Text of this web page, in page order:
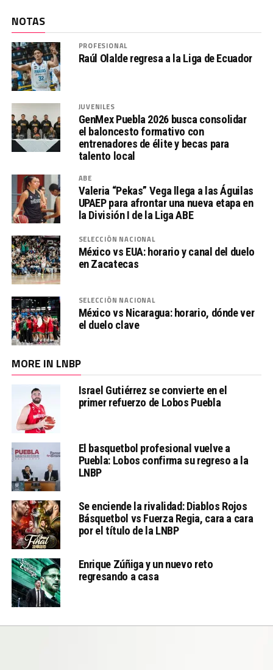
NOTAS
PROFESIONAL
Raúl Olalde regresa a la Liga de Ecuador
JUVENILES
GenMex Puebla 2026 busca consolidar
el baloncesto formativo con
entrenadores de élite y becas para
talento local
ABE
Valeria “Pekas” Vega llega a las Águilas
UPAEP para afrontar una nueva etapa en
la División I de la Liga ABE
SELECCIÓN NACIONAL
México vs EUA: horario y canal del duelo
en Zacatecas
SELECCIÓN NACIONAL
México vs Nicaragua: horario, dónde ver
el duelo clave
MORE IN LNBP
Israel Gutiérrez se convierte en el
primer refuerzo de Lobos Puebla
El basquetbol profesional vuelve a
Puebla: Lobos confirma su regreso a la
LNBP
Se enciende la rivalidad: Diablos Rojos
Básquetbol vs Fuerza Regia, cara a cara
por el título de la LNBP
Enrique Zúñiga y un nuevo reto
regresando a casa